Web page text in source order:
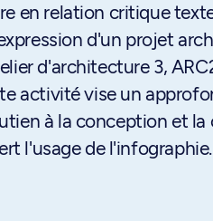
en relation critique
d'un projet
d'architecture 3,
activité vise un
à la conception et
l'usage de l'infographie.